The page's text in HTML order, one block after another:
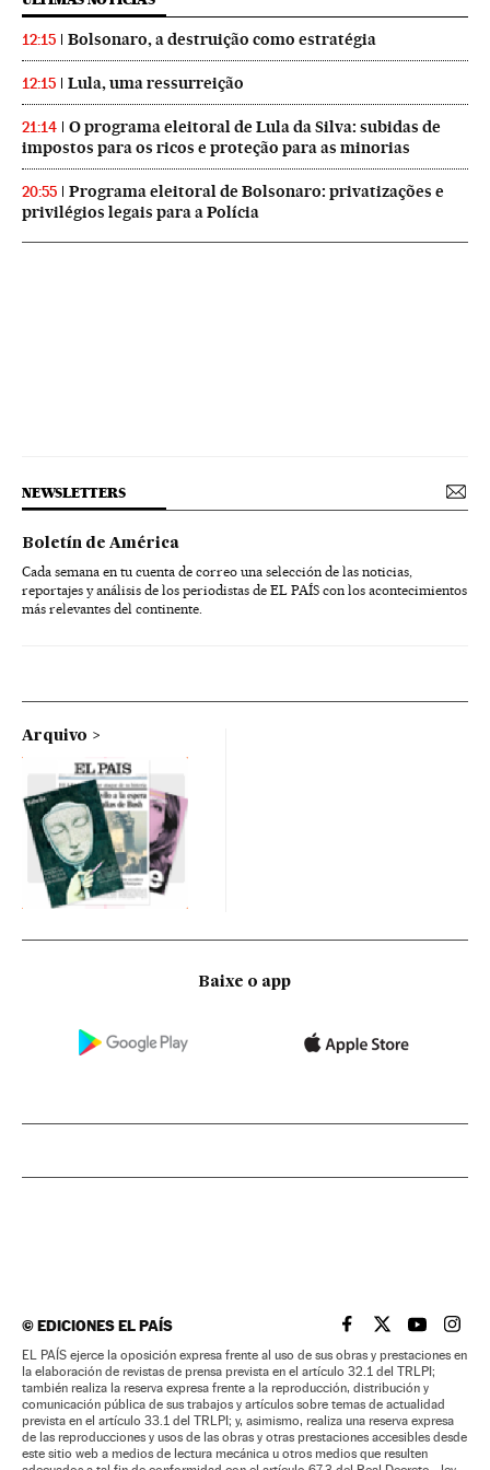
12:15 Bolsonaro, a destruição como estratégia
12:15 Lula, uma ressurreição
21:14
O programa eleitoral de Lula da Silva: subidas de
impostos para os ricos e proteção para as minorias
20:55
Programa eleitoral de Bolsonaro: privatizações e
privilégios legais para a Polícia
NEWSLETTERS
Boletín de América
Cada semana en tu cuenta de correo una selección de las noticias,
reportajes y análisis de los periodistas de EL PAÍS con los acontecimientos
más relevantes del continente.
Arquivo
Baixe o app
©EDICIONES EL PAÍS EL PAÍS BRASIL EN
EL PAÍSEL PAÍS
EL
EL PAÍS ejerce la oposición expresa frente al uso de sus obras y prestaciones en
la elaboración de revistas de prensa prevista en el artículo 32.1 del TRLPI;
también realiza la reserva expresa frente a la reproducción, distribución y
comunicación pública de sus trabajos y artículos sobre temas de actualidad
prevista en el artículo 33.1 del TRLPI; y, asimismo, realiza una reserva expresa
de las reproducciones y usos de las obras y otras prestaciones accesibles desde
este sitio web a medios de lectura mecánica u otros medios que resulten